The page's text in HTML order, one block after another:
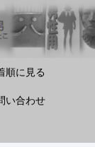
順に見る
い合わせ